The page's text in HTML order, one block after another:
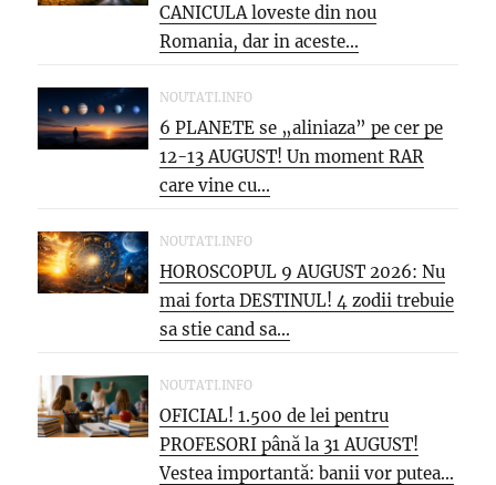
CANICULA loveste din nou
Romania, dar in aceste...
NOUTATI.INFO
6 PLANETE se „aliniaza” pe cer pe
12-13 AUGUST! Un moment RAR
care vine cu...
NOUTATI.INFO
HOROSCOPUL 9 AUGUST 2026: Nu
mai forta DESTINUL! 4 zodii trebuie
sa stie cand sa...
NOUTATI.INFO
OFICIAL! 1.500 de lei pentru
PROFESORI până la 31 AUGUST!
Vestea importantă: banii vor putea...